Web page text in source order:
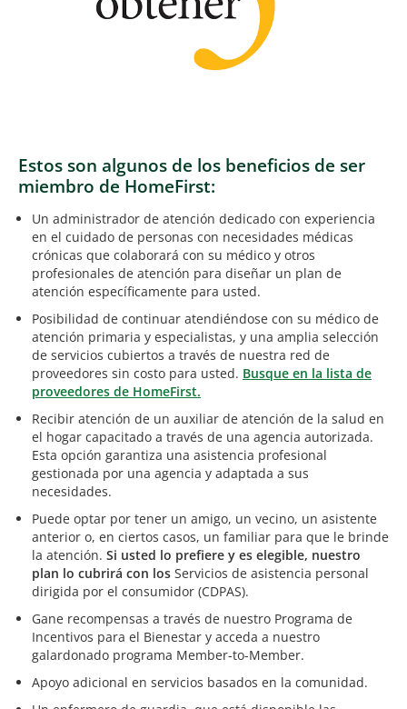
Estos son algunos de los beneficios de ser
miembro de HomeFirst:
Un administrador de atención dedicado con experiencia
en el cuidado de personas con necesidades médicas
crónicas que colaborará con su médico y otros
profesionales de atención para diseñar un plan de
atención específicamente para usted.
Posibilidad de continuar atendiéndose con su médico de
atención primaria y especialistas, y una amplia selección
de servicios cubiertos a través de nuestra red de
proveedores sin costo para usted. Busque en la lista de
proveedores de HomeFirst.
Recibir atención de un auxiliar de atención de la salud en
el hogar capacitado a través de una agencia autorizada.
Esta opción garantiza una asistencia profesional
gestionada por una agencia y adaptada a sus
necesidades.
Puede optar por tener un amigo, un vecino, un asistente
anterior o, en ciertos casos, un familiar para que le brinde
la atención. Si usted lo prefiere y es elegible, nuestro
plan lo cubrirá con los Servicios de asistencia personal
dirigida por el consumidor (CDPAS).
Gane recompensas a través de nuestro Programa de
Incentivos para el Bienestar y acceda a nuestro
galardonado programa Member-to-Member.
Apoyo adicional en servicios basados en la comunidad.